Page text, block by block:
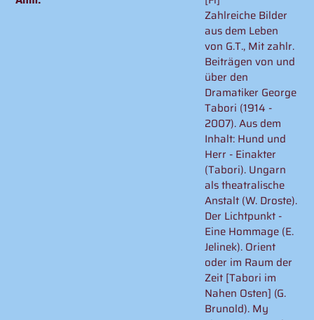
Zahlreiche Bilder
aus dem Leben
von G.T., Mit zahlr.
Beiträgen von und
über den
Dramatiker George
Tabori (1914 -
2007). Aus dem
Inhalt: Hund und
Herr - Einakter
(Tabori). Ungarn
als theatralische
Anstalt (W. Droste).
Der Lichtpunkt -
Eine Hommage (E.
Jelinek). Orient
oder im Raum der
Zeit [Tabori im
Nahen Osten] (G.
Brunold). My